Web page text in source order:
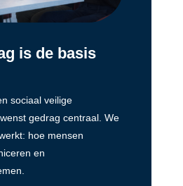
is de basis
sociaal veilige
gedrag centraal. We
hoe mensen
en